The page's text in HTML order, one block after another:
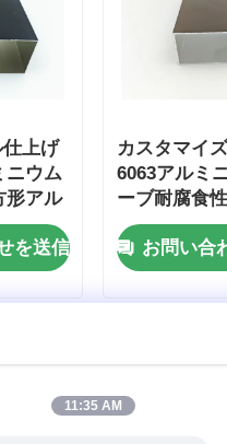
仕上げ
ニウム
形アル
ブ
を送信
カスタマイ
6063アルミ
ーブ耐腐食
ウム角管
お問い合
11:35 AM